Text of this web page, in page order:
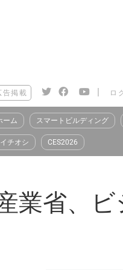
告掲載 | ロ
ーム スマートビルディング
イチオシ CES2026
業省、ビ